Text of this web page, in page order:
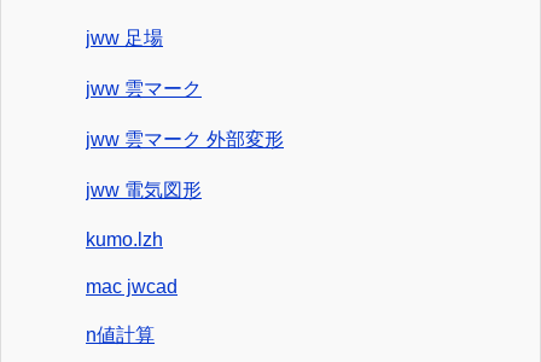
jww 足場
jww 雲マーク
jww 雲マーク 外部変形
jww 電気図形
kumo.lzh
mac jwcad
n値計算